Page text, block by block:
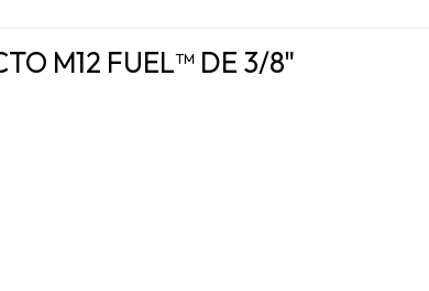
M12 FUEL™ DE 3/8"